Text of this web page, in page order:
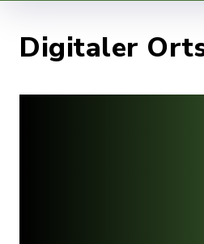
Digitaler